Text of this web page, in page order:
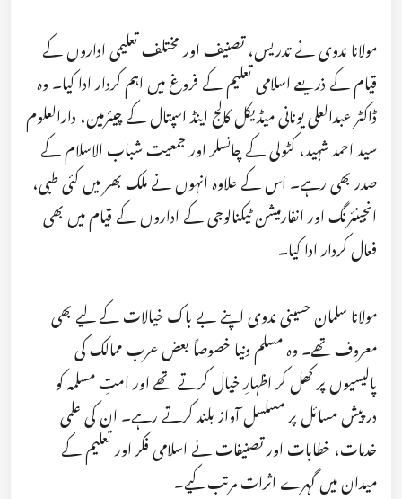
مولانا ندوی نے تدریس، تصنیف اور مختلف تعلیمی اداروں کے
قیام کے ذریعے اسلامی تعلیم کے فروغ میں اہم کردار ادا کیا۔ وہ
ڈاکٹر عبدالعلی یونانی میڈیکل کالج اینڈ اسپتال کے چیئرمین، دارالعلوم
سید احمد شہید، کٹولی کے چانسلر اور جمعیت شباب الاسلام کے
صدر بھی رہے۔ اس کے علاوہ انہوں نے ملک بھر میں کئی طبی،
انجینئرنگ اور انفارمیشن ٹیکنالوجی کے اداروں کے قیام میں بھی
فعال کردار ادا کیا۔
مولانا سلمان حسینی ندوی اپنے بے باک خیالات کے لیے بھی
معروف تھے۔ وہ مسلم دنیا خصوصاً بعض عرب ممالک کی
پالیسیوں پر کھل کر اظہارِ خیال کرتے تھے اور امتِ مسلمہ کو
درپیش مسائل پر مسلسل آواز بلند کرتے رہے۔ ان کی علمی
خدمات، خطابات اور تصنیفات نے اسلامی فکر اور تعلیم کے
میدان میں گہرے اثرات مرتب کیے۔